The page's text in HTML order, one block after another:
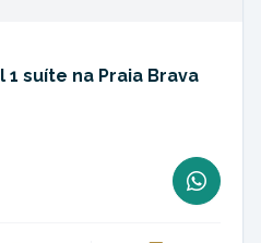
suíte na Praia Brava